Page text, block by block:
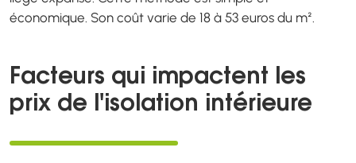
économique. Son coût varie de 18 à 53 euros du m².
Facteurs qui impactent les
prix de l'isolation intérieure